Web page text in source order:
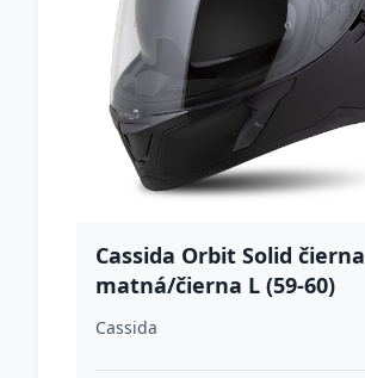
Cassida Orbit Solid čierna
matná/čierna L (59-60)
Cassida